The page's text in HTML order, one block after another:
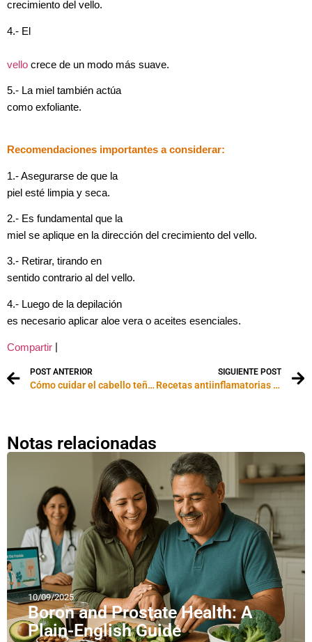
crecimiento del vello.
4.- El
vello crece de un modo más suave.
5.- La miel también actúa
como exfoliante.
Recomendaciones importantes a considerar:
1.- Asegurarse de que la
piel esté limpia y seca.
2.- Es fundamental que la
miel se aplique en la dirección del crecimiento del vello.
3.- Retirar, tirando en
sentido contrario al del vello.
4.- Luego de la depilación
es necesario aplicar aloe vera o aceites esenciales.
Compartir |
POST ANTERIOR
Cómo cuidar el cabello teñido
SIGUIENTE POST
Recetas antiinflamatorias caseras
Notas relacionadas
10/09/2025
Boron and Prostate Health: A
Plain-English Guide